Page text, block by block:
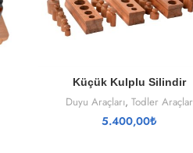
SEPETE EKLE
Küçük Kulplu Silindir
Duyu Araçları, Todler Araçlar
5.400,00₺